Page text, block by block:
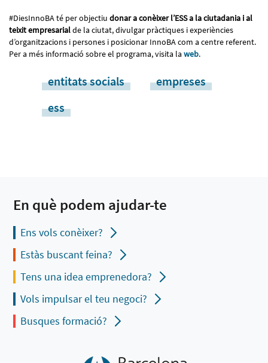
#DiesInnoBA té per objectiu donar a conèixer l’ESS a la ciutadania i al
teixit empresarialde la ciutat, divulgar pràctiques i experiències
d’organitzacions i persones i posicionar InnoBA com a centre referent.
Per a més informació sobre el programa, visita la web.
entitats socials
empreses
ess
En què podem ajudar-te
Ens vols conèixer?
Estàs buscant feina?
Tens una idea emprenedora?
Vols impulsar el teu negoci?
Busques formació?